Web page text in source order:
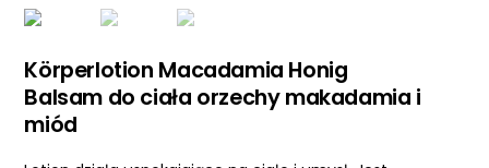
Körperlotion Macadamia Honig
Balsam do ciała orzechy makadamia i
miód